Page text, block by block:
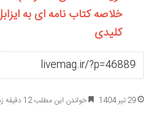
خلاصه کتاب نامه ای به
کلیدی
29 تیر 1404 خواندن این مطلب 12 دقیقه زمان میبرد